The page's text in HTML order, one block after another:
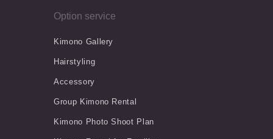
Option service
Kimono Gallery
Hairstyling
Accessory
Group Kimono Rental
Kimono Photo Shoot Plan